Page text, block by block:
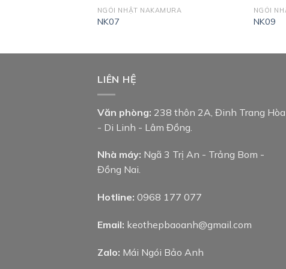
NGÓI NHẬT NAKAMURA
NK07
NGÓI
NK09
LIÊN HỆ
Văn phòng: 238 thôn 2A, Đinh Trang Hòa
- Di Linh - Lâm Đồng.
Nhà máy: Ngã 3 Trị An - Trảng Bom -
Đồng Nai.
Hotline: 0968 177 077
Email: keothepbaoanh@gmail.com
Zalo: Mái Ngói Bảo Anh